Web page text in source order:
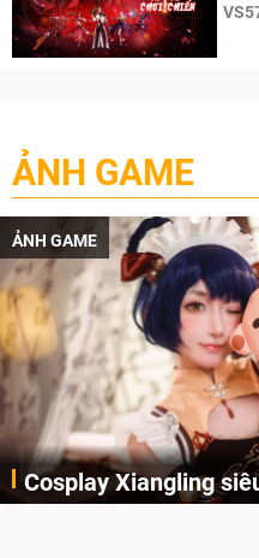
ẢNH GAME
ẢNH GAME
Cosplay Xiangling